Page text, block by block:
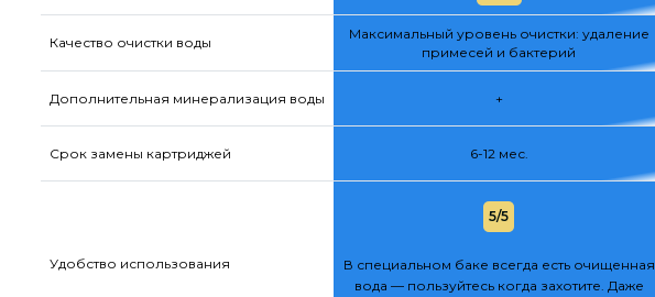
Качество очистки воды
Максимальный уровень очистки: удаление
примесей и бактерий
Дополнительная минерализация воды +
Срок замены картриджей 6-12 мес.
Удобство использования
5/5
В специальном баке всегда есть очищенная
вода — пользуйтесь когда захотите. Даже